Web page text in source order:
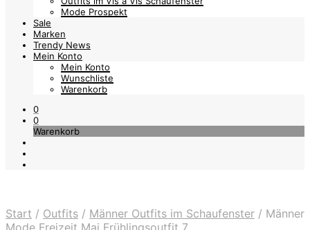
Mode Prospekt
Sale
Marken
Trendy News
Mein Konto
Mein Konto
Wunschliste
Warenkorb
0
0
Warenkorb
Start / Outfits / Männer Outfits im Schaufenster / Männer
Mode Freizeit Mai Frühlingsoutfit 7